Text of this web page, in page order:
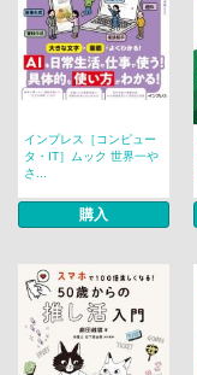
インプレス［コンピュー
タ・IT］ムック 世界一や
さ...
購入